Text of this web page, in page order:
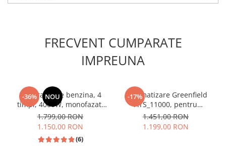
FRECVENT CUMPARATE
IMPREUNA
-36% NOU
Generator pe benzina, 4
timpi, 4000W, monofazat,
7.5 Cp, stabilizator
tensiune, 2 prize 220v, DDT
1.799,00 RON
1.150,00 RON
(6)
-17%
Automatizare Greenfield
ATS_11000, pentru
generatoare pentru curent
1.451,00 RON
1.199,00 RON